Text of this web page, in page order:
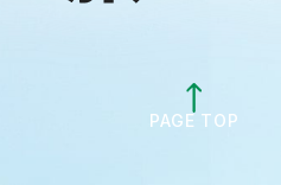
PAGE TOP